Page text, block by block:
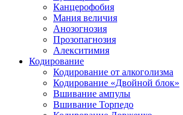
Канцерофобия
Мания величия
Анозогнозия
Прозопагнозия
Алекситимия
Кодирование
Кодирование от алкоголизма
Кодирование «Двойной блок»
Вшивание ампулы
Вшивание Торпедо